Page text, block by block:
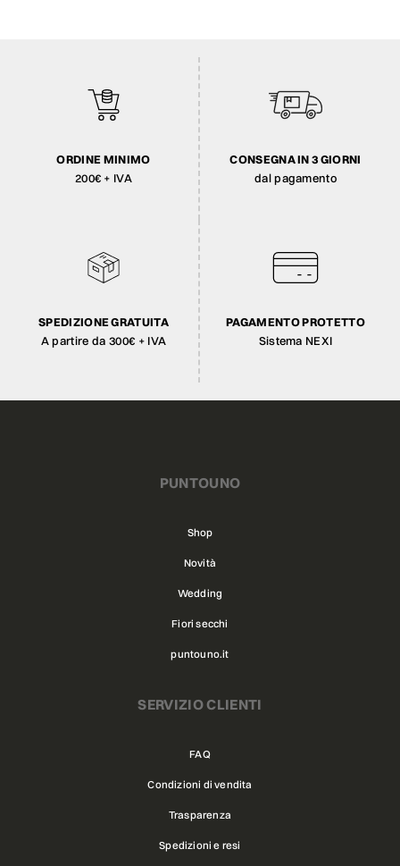
ORDINE MINIMO
200€ + IVA
CONSEGNA IN 3 GIORNI
dal pagamento
SPEDIZIONE GRATUITA
A partire da 300€ + IVA
PAGAMENTO PROTETTO
Sistema NEXI
PUNTOUNO
Shop
Novità
Wedding
Fiori secchi
puntouno.it
SERVIZIO CLIENTI
FAQ
Condizioni di vendita
Trasparenza
Spedizioni e resi